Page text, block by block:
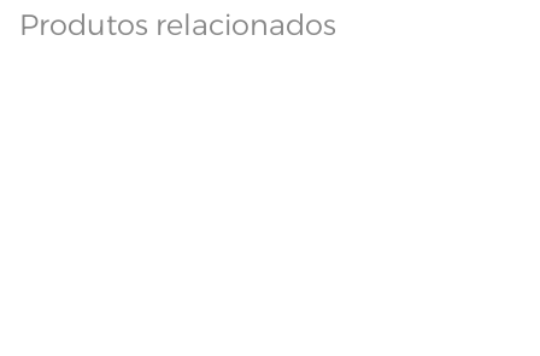
Produtos relacionados